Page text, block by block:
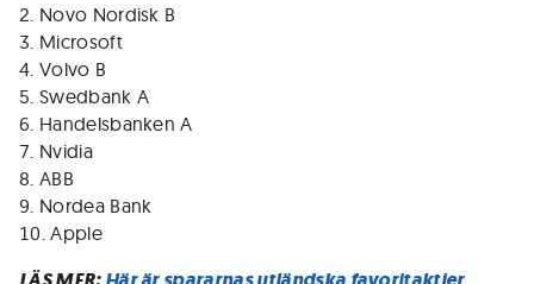
Novo Nordisk B
Microsoft
Volvo B
Swedbank A
Handelsbanken A
Nvidia
ABB
Nordea Bank
Apple